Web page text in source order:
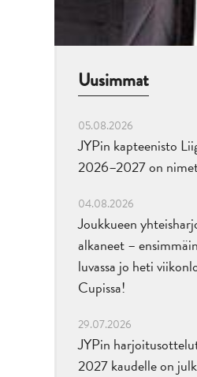
Uusimmat
05.08.2026
JYPin kapteenisto
2026–2027 on
04.08.2026
Joukkueen
alkaneet –
luvassa jo heti
Cupissa!
29.07.2026
JYPin
2027 kaudelle on